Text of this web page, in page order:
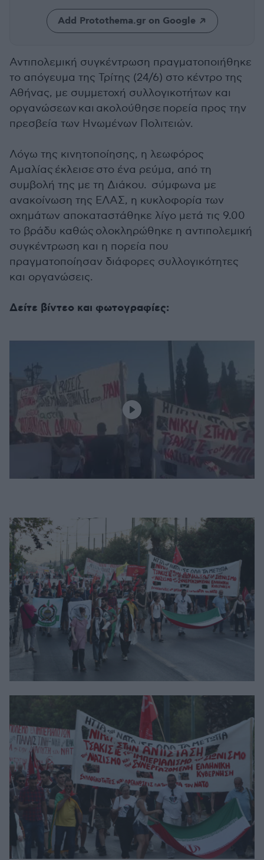
Add Protothema.gr on Google
Αντιπολεμική συγκέντρωση πραγματοποιήθηκε
το απόγευμα της Τρίτης (24/6) στο κέντρο της
Αθήνας, με συμμετοχή συλλογικοτήτων και
οργανώσεων και ακολούθησε πορεία προς την
πρεσβεία των Ηνωμένων Πολιτειών.
Λόγω της κινητοποίησης, η λεωφόρος
Αμαλίας έκλεισε στο ένα ρεύμα, από τη
συμβολή της με τη Διάκου. σύμφωνα με
ανακοίνωση της ΕΛΑΣ, η κυκλοφορία των
οχημάτων αποκαταστάθηκε λίγο μετά τις 9.00
το βράδυ καθώς ολοκληρώθηκε η αντιπολεμική
συγκέντρωση και η πορεία που
πραγματοποίησαν διάφορες συλλογικότητες
και οργανώσεις.
Δείτε βίντεο και φωτογραφίες: